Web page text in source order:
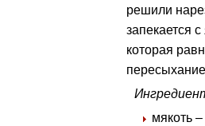
решили
запекается
которая
мякоть –